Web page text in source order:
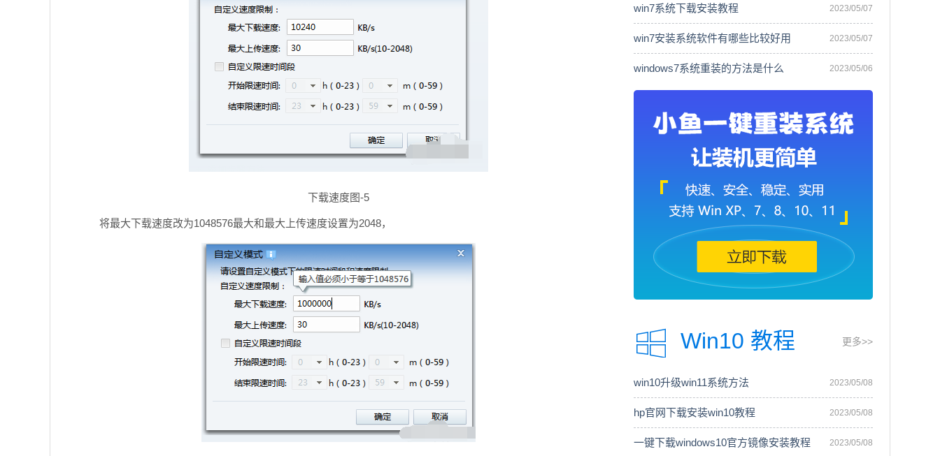
下载速度图-5
将最大下载速度改为1048576最大和最大上传速度设置为2048，
win7系统下载安装教程 2023/05/07
win7安装系统软件有哪些比较好用 2023/05/07
windows7系统重装的方法是什么 2023/05/06
Win10 教程 更多>>
win10升级win11系统方法 2023/05/08
hp官网下载安装win10教程 2023/05/08
一键下载windows10官方镜像安装教程 2023/05/08